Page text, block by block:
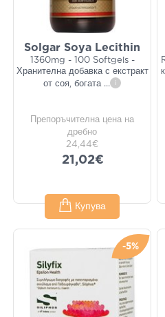
Solgar Soya Lecithin
1360mg - 100 Softgels -
Хранителна добавка с екстракт
от соя, богата ... i
Препоръчителна цена на
дребно
24,44€
21,02€
Купува
-5%